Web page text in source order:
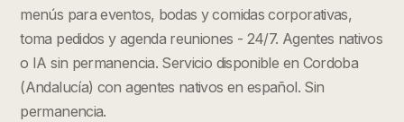
menús para eventos, bodas y comidas corporativas,
toma pedidos y agenda reuniones - 24/7. Agentes nativos
o IA sin permanencia.Servicio disponible en Cordoba
(Andalucía) con agentes nativos en español. Sin
permanencia.